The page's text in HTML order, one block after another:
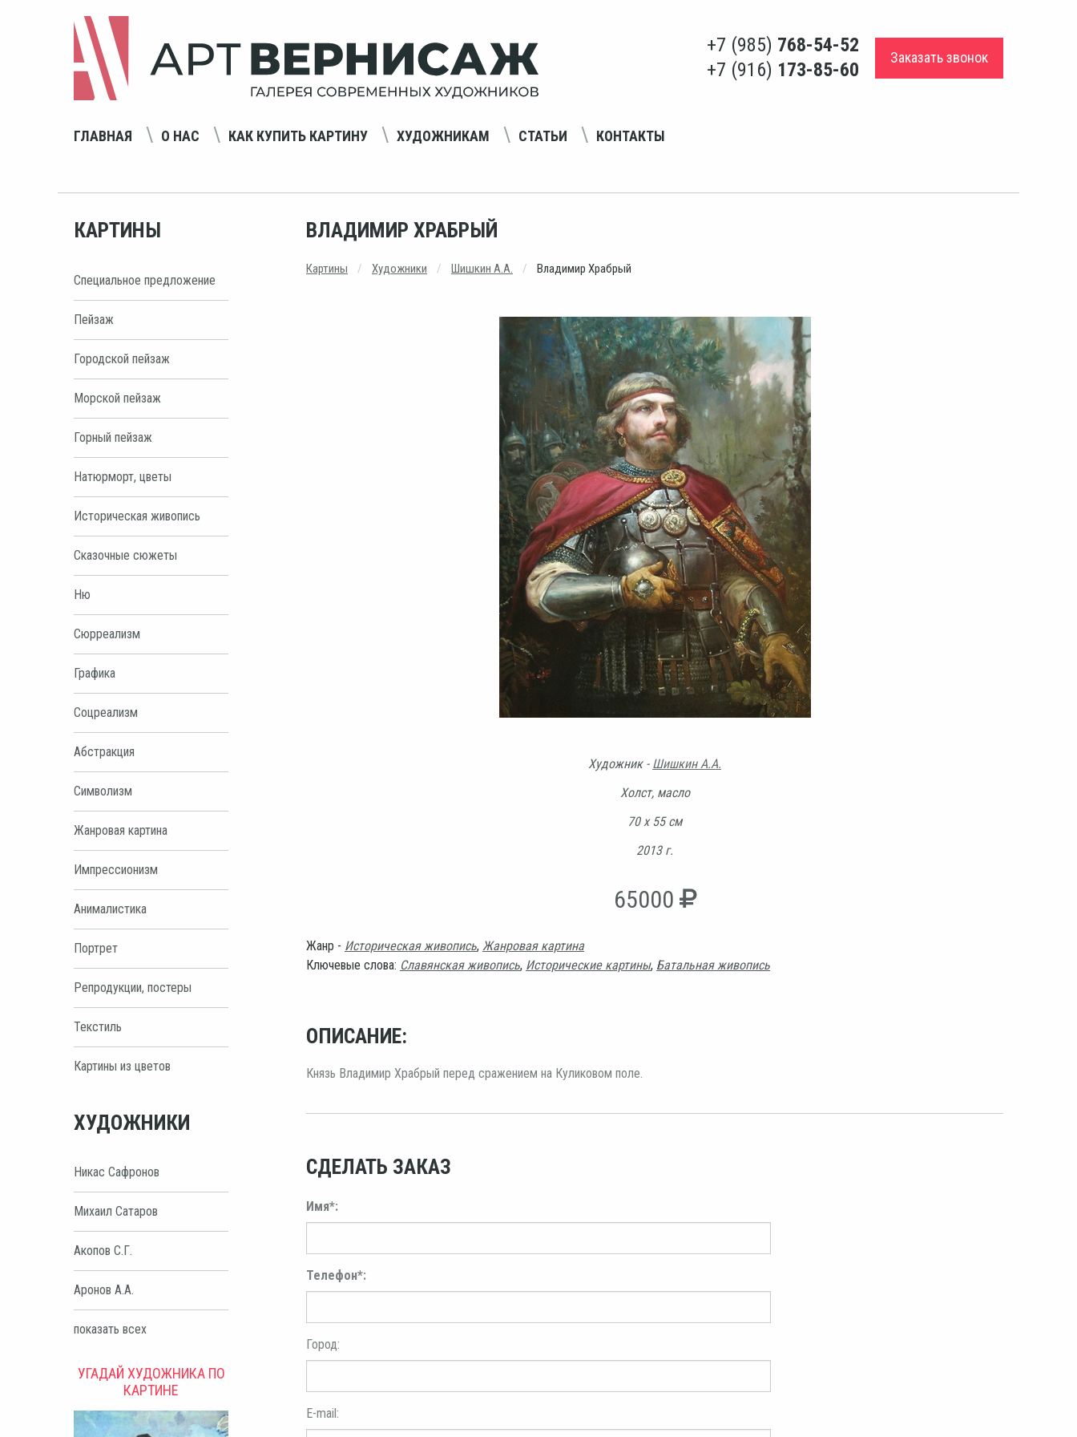
+7 (985) 768-54-52
+7 (916) 173-85-60
Заказать звонок
ГЛАВНАЯ О НАС КАК КУПИТЬ КАРТИНУ ХУДОЖНИКАМ СТАТЬИ КОНТАКТЫ
КАРТИНЫ
Специальное предложение
Пейзаж
Городской пейзаж
Морской пейзаж
Горный пейзаж
Натюрморт, цветы
Историческая живопись
Сказочные сюжеты
Ню
Сюрреализм
Графика
Соцреализм
Абстракция
Символизм
Жанровая картина
Импрессионизм
Анималистика
Портрет
Репродукции, постеры
Текстиль
Картины из цветов
ХУДОЖНИКИ
Никас Сафронов
Михаил Сатаров
Акопов С.Г.
Аронов А.А.
показать всех
УГАДАЙ ХУДОЖНИКА ПО
КАРТИНЕ
ВЛАДИМИР ХРАБРЫЙ
Картины Художники Шишкин А.А. Владимир Храбрый
Художник - Шишкин А.А.
Холст, масло
70 х 55 см
2013 г.
65000
Жанр - Историческая живопись, Жанровая картина
Ключевые слова: Славянская живопись, Исторические картины, Батальная живопись
ОПИСАНИЕ:
Князь Владимир Храбрый перед сражением на Куликовом поле.
СДЕЛАТЬ ЗАКАЗ
Имя*:
Телефон*:
Город:
E-mail: